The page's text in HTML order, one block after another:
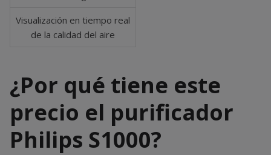
Visualización en tiempo real
de la calidad del aire
¿Por qué tiene este
precio el purificador
Philips S1000?